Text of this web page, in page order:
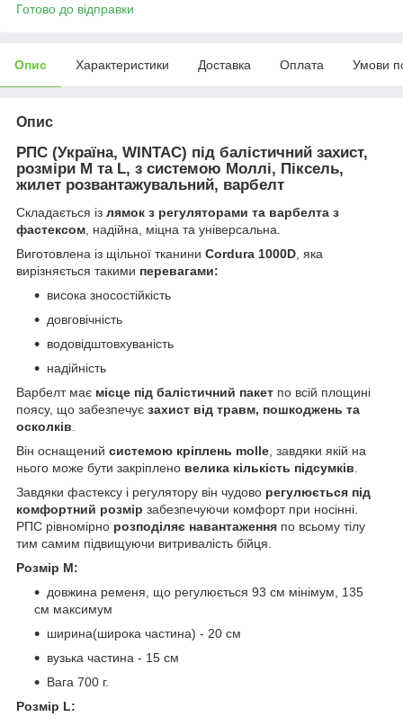
Готово до відправки
Опис Характеристики Доставка Оплата Умови
Опис
РПС (Україна, WINTAC) під балістичний захист,
розміри M та L, з системою Моллі, Піксель,
жилет розвантажувальний, варбелт
Складається із лямок з регуляторами та варбелта з
фастексом , надійна, міцна та універсальна.
Виготовлена із щільної тканини Cordura 1000D , яка
вирізняється такими перевагами:
висока зносостійкість
довговічність
водовідштовхуваність
надійність
Варбелт має місце під балістичний пакет по всій площині
поясу, що забезпечує захист від травм, пошкоджень та
осколків
Він оснащений системою кріплень molle , завдяки якій на
нього може бути закріплено велика кількість підсумків
Завдяки фастексу і регулятору він чудово регулюється під
комфортний розмір забезпечуючи комфорт при носінні.
РПС рівномірно розподіляє навантаження по всьому тілу
тим самим підвищуючи витривалість бійця.
Розмір M:
довжина ременя, що регулюється 93 см мінімум, 135
см максимум
ширина(широка частина) - 20 см
вузька частина - 15 см
Вага 700 г.
Розмір L: